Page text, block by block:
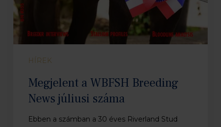
HÍREK
Megjelent a WBFSH Breeding
News júliusi száma
Ebben a számban a 30 éves Riverland Stud